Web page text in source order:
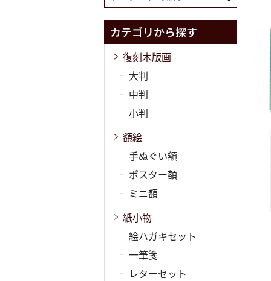
復刻木版画
大判
中判
小判
額絵
手ぬぐい額
ポスター額
ミニ額
紙小物
絵ハガキセット
一筆箋
レターセット